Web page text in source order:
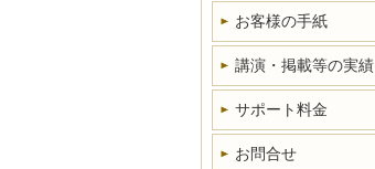
お客様の手紙
講演・掲載等の実績
サポート料金
お問合せ